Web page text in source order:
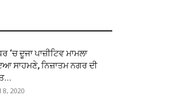
‘ਚ ਦੂਜਾ ਪਾਜ਼ੀਟਿਵ ਮਾਮਲਾ
ਸਾਹਮਣੇ, ਨਿਜ਼ਾਤਮ ਨਗਰ ਦੀ
2020